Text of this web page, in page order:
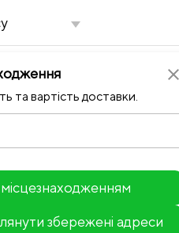
close
та вартість доставки.
збережені адреси
Тимчасово